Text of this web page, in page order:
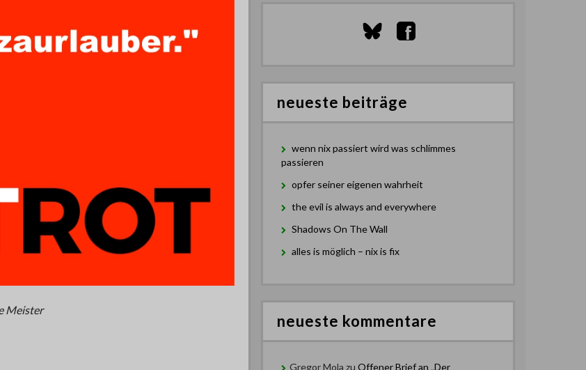
Meister
neueste beiträge
wenn nix passiert wird was schlimmes
passieren
opfer seiner eigenen wahrheit
the evil is always and everywhere
Shadows On The Wall
alles is möglich – nix is fix
neueste kommentare
Gregor Mola zu Offener Brief an „Der